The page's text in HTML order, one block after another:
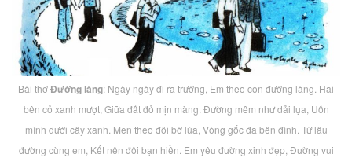
Bài thơĐường làng: Ngày ngày đi ra trường, Em theo con đường làng. Hai
bên cỏ xanh mượt, Giữa đất đỏ mịn màng. Đường mềm như dải lụa, Uốn
mình dưới cây xanh. Men theo đôi bờ lúa, Vòng gốc đa bên đình. Từ lâu
đường cùng em, Kết nên đôi bạn hiền. Em yêu đường xinh đẹp, Đường vui